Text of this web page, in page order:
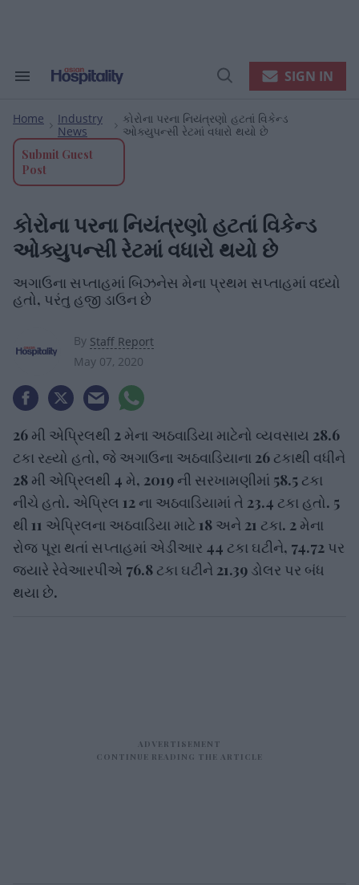
Search
Navigation
Open
SIGN IN
Home
Industry
News
કોરોના પરના નિયંત્રણો હટતાં વિકેન્ડ
ઓક્યુપન્સી રેટમાં વધારો થયો છે
Submit Guest
Post
કોરોના પરના નિયંત્રણો હટતાં વિકેન્ડ
ઓક્યુપન્સી રેટમાં વધારો થયો છે
અગાઉના સપ્તાહમાં બિઝનેસ મેના પ્રથમ સપ્તાહમાં વધ્યો
હતો, પરંતુ હજી ડાઉન છે
By Staff Report
May 07, 2020
26 મી એપ્રિલથી 2 મેના અઠવાડિયા માટેનો વ્યવસાય 28.6
ટકા રહ્યો હતો, જે અગાઉના અઠવાડિયાના 26 ટકાથી વધીને
28 મી એપ્રિલથી 4 મે, 2019 ની સરખામણીમાં 58.5 ટકા
નીચે હતો. એપ્રિલ 12 ના અઠવાડિયામાં તે 23.4 ટકા હતો. 5
થી 11 એપ્રિલના અઠવાડિયા માટે 18 અને 21 ટકા. 2 મેના
રોજ પૂરા થતાં સપ્તાહમાં એડીઆર 44 ટકા ઘટીને, 74.72 પર
જ્યારે રેવેઆરપીએ 76.8 ટકા ઘટીને 21.39 ડોલર પર બંધ
થયા છે.